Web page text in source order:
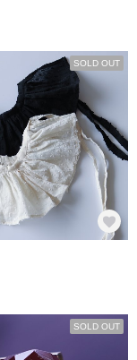
SOLD OUT
SOLD OUT